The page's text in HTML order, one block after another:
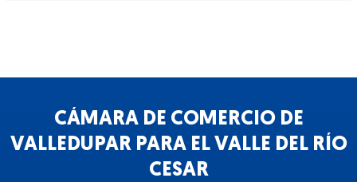
CÁMARA DE COMERCIO DE
VALLEDUPAR PARA EL VALLE DEL RÍO
CESAR